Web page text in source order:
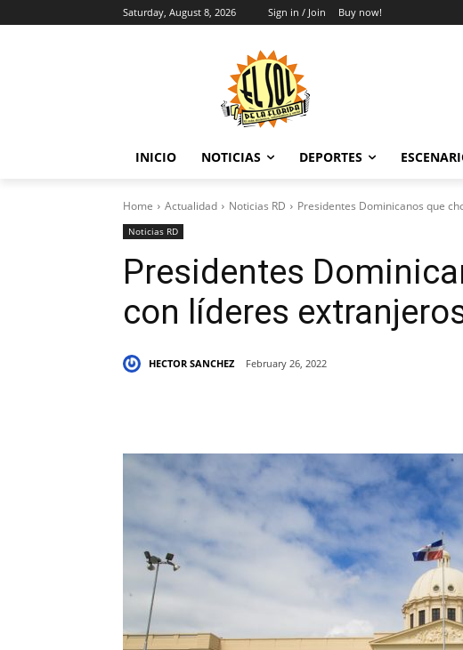
Saturday, August 8, 2026 Sign in / Join Buy now!
INICIO NOTICIAS DEPORTES
Home Actualidad Noticias RD Presidentes Dominicanos que
Noticias RD
Presidentes
con líderes
HECTOR SANCHEZ February 26, 2022